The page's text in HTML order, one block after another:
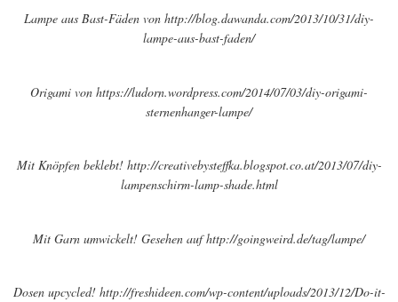
Lampe aus Bast-Fäden von http://blog.dawanda.com/2013/10/31/diy-
lampe-aus-bast-faden/
Origami von https://ludorn.wordpress.com/2014/07/03/diy-origami-
sternenhanger-lampe/
Mit Knöpfen beklebt! http://creativebysteffka.blogspot.co.at/2013/07/diy-
lampenschirm-lamp-shade.html
Mit Garn umwickelt! Gesehen auf http://goingweird.de/tag/lampe/
Dosen upcycled! http://freshideen.com/wp-content/uploads/2013/12/Do-it-